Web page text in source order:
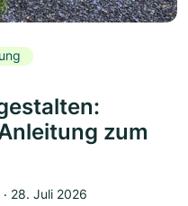
zum
‧ 28. Juli 2026